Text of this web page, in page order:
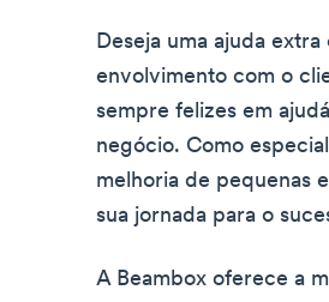
Deseja uma ajuda
envolvimento com o
sempre felizes em
negócio. Como
melhoria de pequenas
sua jornada para o
A Beambox oferece a